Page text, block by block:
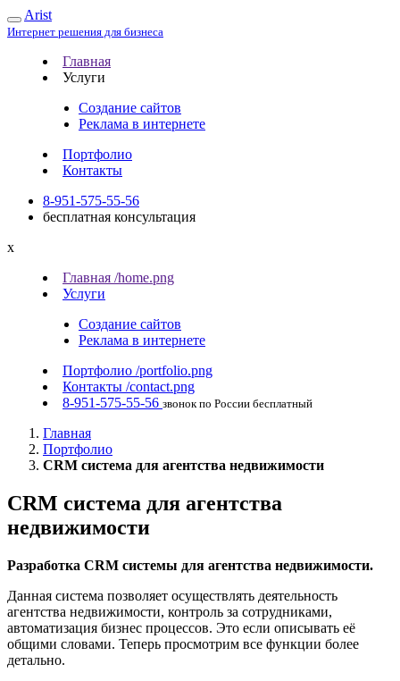
Arist
Интернет решения для бизнеса
Главная
Услуги
Создание сайтов
Реклама в интернете
Портфолио
Контакты
8-951-575-55-56
бесплатная консультация
x
Главная /home.png
Услуги
Создание сайтов
Реклама в интернете
Портфолио /portfolio.png
Контакты /contact.png
8-951-575-55-56 звонок по России бесплатный
Главная
Портфолио
CRM система для агентства недвижимости
CRM система для агентства
недвижимости
Разработка CRM системы для агентства недвижимости.
Данная система позволяет осуществлять деятельность
агентства недвижимости, контроль за сотрудниками,
автоматизация бизнес процессов. Это если описывать её
общими словами. Теперь просмотрим все функции более
детально.